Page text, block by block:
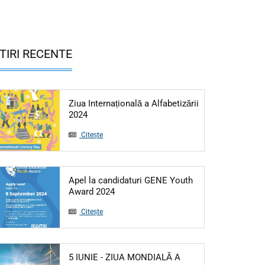
RECENTE
Ziua Internațională a Alfabetizării
2024Articol: Ziua Internațională a Alfabetizării
Citește
Apel la candidaturi GENE Youth
Award 2024Articol: Apel la candidaturi GENE
Citește
5 IUNIE - ZIUA MONDIALĂ A